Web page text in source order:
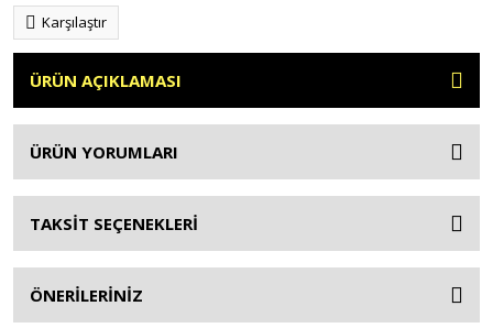
Karşılaştır
ÜRÜN AÇIKLAMASI
ÜRÜN YORUMLARI
TAKSİT SEÇENEKLERİ
ÖNERİLERİNİZ